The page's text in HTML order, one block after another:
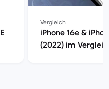
Vergleich
iPhone 16e &
(2022) im